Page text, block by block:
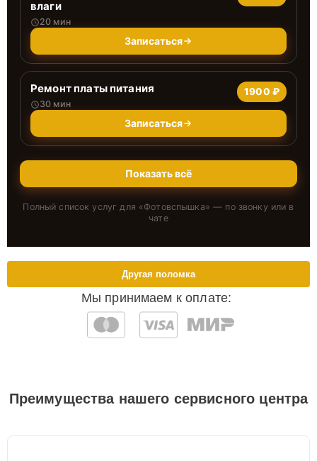
влаги
20 мин
Записаться
Ремонт платы питания
30 мин
1900 ₽
Записаться
Показать всё
Полный список услуг для «Фотовспышка» — по звонку или в
чате
Мы принимаем к оплате:
Другая поломка
Преимущества нашего сервисного центра